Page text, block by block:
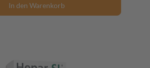
In den Warenkorb